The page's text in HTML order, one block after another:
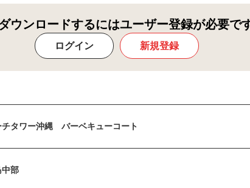
ウンロードするにはユーザー登録が必要です
ログイン 新規登録
チタワー沖縄 バーベキューコート
中部